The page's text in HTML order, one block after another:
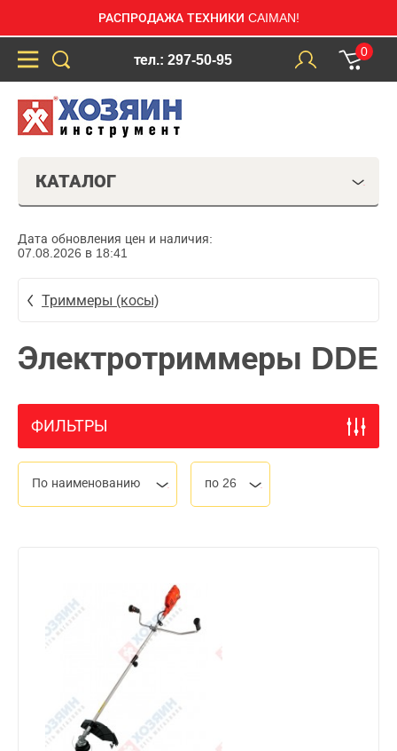
РАСПРОДАЖА ТЕХНИКИ CAIMAN!
тел.: 297-50-95
0
КАТАЛОГ
Дата обновления цен и наличия:
07.08.2026 в 18:41
Триммеры (косы)
Электротриммеры DDE
ФИЛЬТРЫ
По наименованию по 26